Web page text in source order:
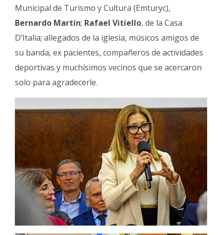
Municipal de Turismo y Cultura (Emturyc),
Bernardo Martín; Rafael Vitiello, de la Casa
D’Italia; allegados de la iglesia, músicos amigos de
su banda, ex pacientes, compañeros de actividades
deportivas y muchísimos vecinos que se acercaron
solo para agradecerle.